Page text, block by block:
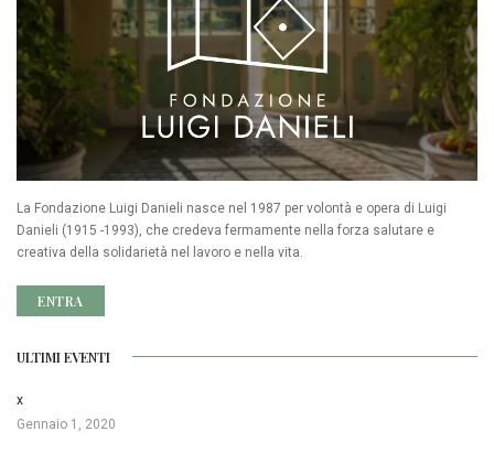
La Fondazione Luigi Danieli nasce nel 1987 per volontà e opera di Luigi
Danieli (1915 -1993), che credeva fermamente nella forza salutare e
creativa della solidarietà nel lavoro e nella vita.
ENTRA
ULTIMI EVENTI
x
Gennaio 1, 2020